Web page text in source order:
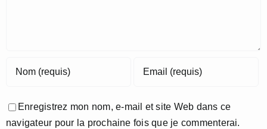
Enregistrez mon nom, e-mail et site Web dans ce
navigateur pour la prochaine fois que je commenterai.